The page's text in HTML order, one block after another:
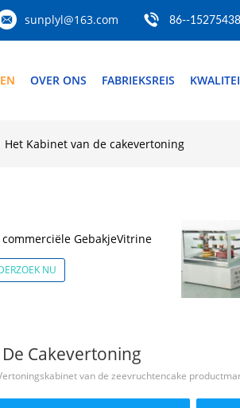
sunplyl@163.com 86--
OVER ONS FABRIEKSREIS
Het Kabinet van de cakevertoning
commerciële GebakjeVitrine
NU
Cakevertoning
van de zeevruchtencake